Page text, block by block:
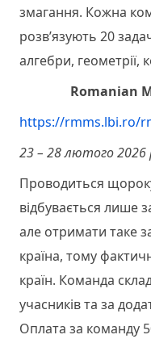
змагання. Кожна
розв’язують 20
алгебри, геометрії,
Romanian
https://rmms.lbi.ro/
23 – 28 лютого 2026
Проводиться
відбувається лише
але отримати таке
країна, тому
країн. Команда
учасників та за
Оплата за команду